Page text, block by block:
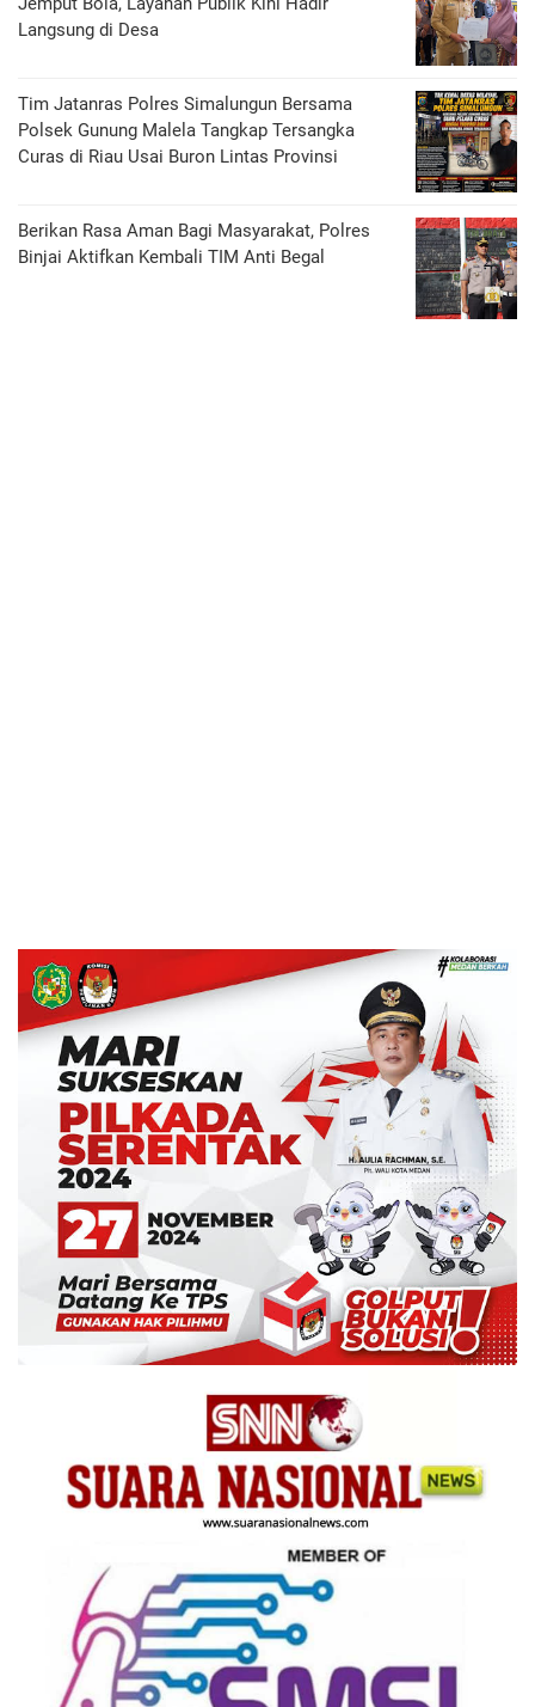
Langsung di Desa
Tim Jatanras Polres Simalungun Bersama
Polsek Gunung Malela Tangkap Tersangka
Curas di Riau Usai Buron Lintas Provinsi
Berikan Rasa Aman Bagi Masyarakat, Polres
Binjai Aktifkan Kembali TIM Anti Begal